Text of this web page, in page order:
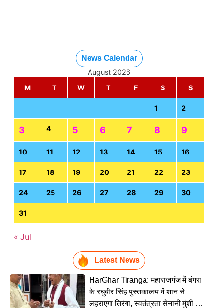
News Calendar
August 2026
M
T W T F S S
1 2
3 4 5 6 7 8 9
10 11 12 13 14 15 16
17 18 19 20 21 22 23
24 25 26 27 28 29 30
31
« Jul
Latest News
HarGhar Tiranga: महाराजगंज में बंगरा
के रघुबीर सिंह पुस्तकालय में शान से
लहराएगा तिरंगा, स्वतंत्रता सेनानी मुंशी सिंह